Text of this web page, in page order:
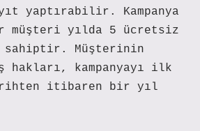
yaptırabilir. Kampanya
müşteri yılda 5 ücretsiz
sahiptir. Müşterinin
kampanyayı ilk
itibaren bir yıl